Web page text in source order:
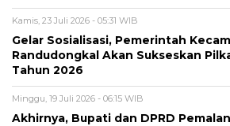
Kamis, 23 Juli 2026 - 05:31 WIB
Gelar Sosialisasi, Pemerintah
Randudongkal Akan Sukseskan
Tahun 2026
Minggu, 19 Juli 2026 - 06:15 WIB
Akhirnya, Bupati dan DPRD